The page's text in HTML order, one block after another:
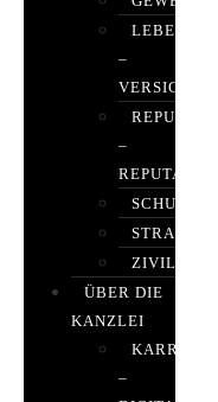
–
–
ÜBER DIE
KANZLEI
KARRIERE
–